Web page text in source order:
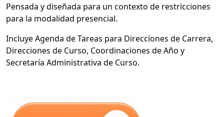
Pensada y diseñada para un contexto de restricciones
para la modalidad presencial.
Incluye Agenda de Tareas para Direcciones de Carrera,
Direcciones de Curso, Coordinaciones de Año y
Secretaría Administrativa de Curso.